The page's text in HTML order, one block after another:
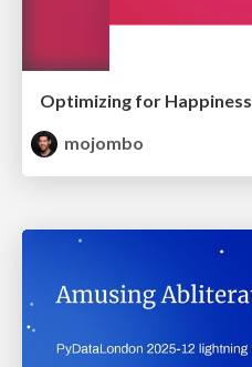
Optimizing for Happiness
mojombo